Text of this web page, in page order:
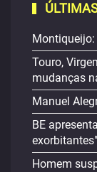
Touro,
mudanças
Manuel
BE
Homem